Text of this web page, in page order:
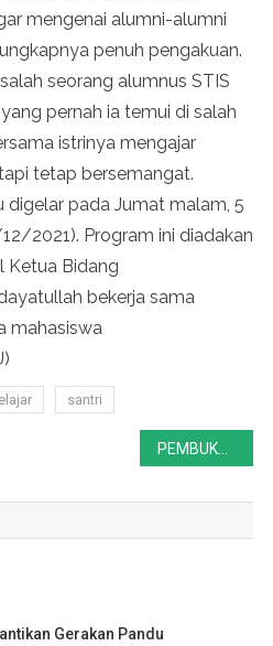
mengenai alumni-alumni
penuh pengakuan.
seorang alumnus STIS
pernah ia temui di salah
istrinya mengajar
tetap bersemangat.
digelar pada Jumat malam, 5
2021). Program ini diadakan
Ketua Bidang
bekerja sama
mahasiswa
santri
Gerakan Pandu